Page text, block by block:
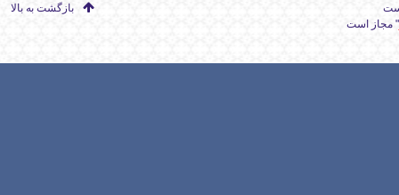
بازگشت به بالا
" مجاز است